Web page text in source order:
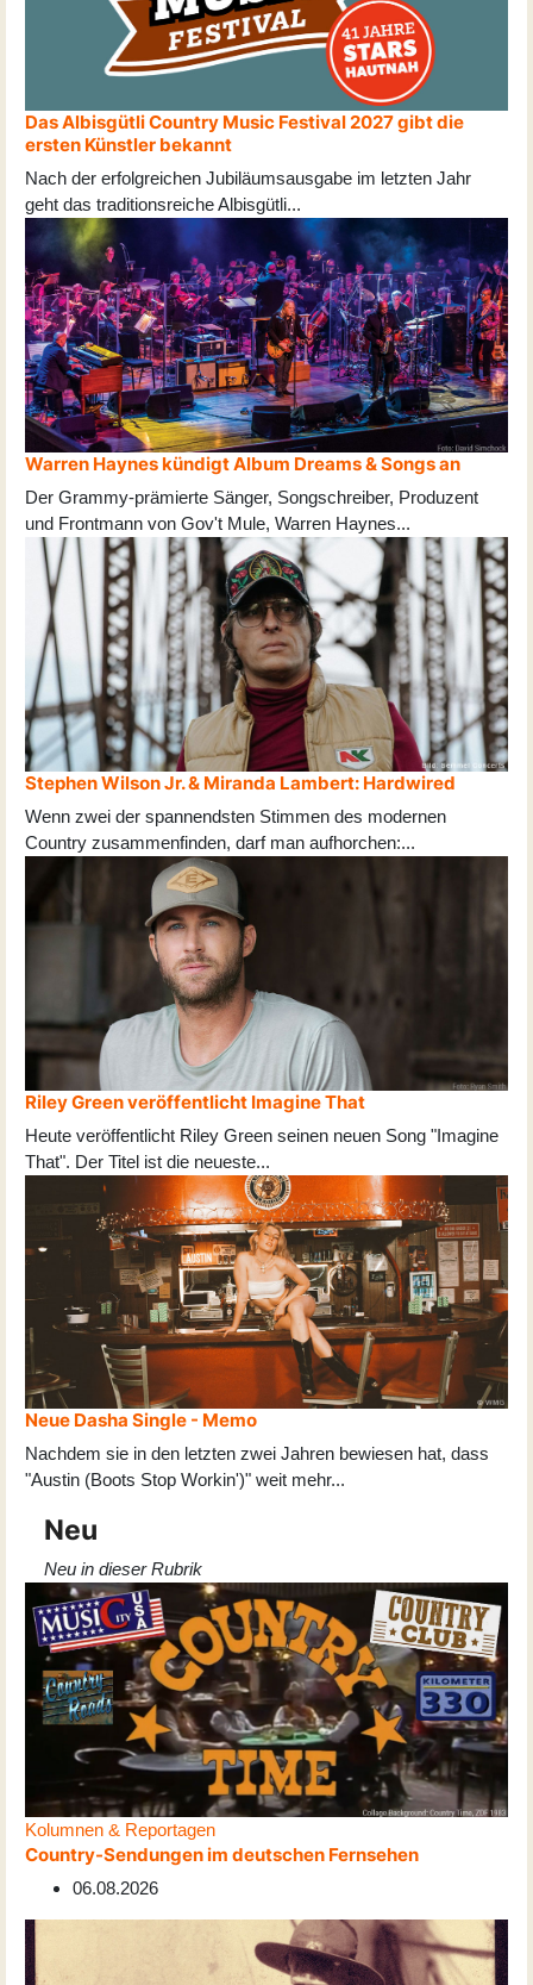
Das Albisgütli Country Music Festival 2027 gibt die
ersten Künstler bekannt
Nach der erfolgreichen Jubiläumsausgabe im letzten Jahr
geht das traditionsreiche Albisgütli...
Warren Haynes kündigt Album Dreams & Songs an
Der Grammy-prämierte Sänger, Songschreiber, Produzent
und Frontmann von Gov't Mule, Warren Haynes...
Stephen Wilson Jr. & Miranda Lambert: Hardwired
Wenn zwei der spannendsten Stimmen des modernen
Country zusammenfinden, darf man aufhorchen:...
Riley Green veröffentlicht Imagine That
Heute veröffentlicht Riley Green seinen neuen Song "Imagine
That". Der Titel ist die neueste...
Neue Dasha Single - Memo
Nachdem sie in den letzten zwei Jahren bewiesen hat, dass
"Austin (Boots Stop Workin')" weit mehr...
Neu
Neu in dieser Rubrik
Kolumnen & Reportagen
Country-Sendungen im deutschen Fernsehen
06.08.2026